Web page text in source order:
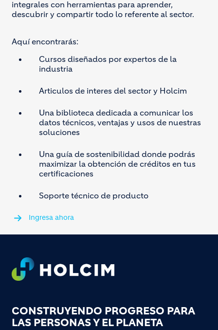
integrales con herramientas para aprender,
descubrir y compartir todo lo referente al sector.
Aquí encontrarás:
Cursos diseñados por expertos de la
industria
Articulos de interes del sector y Holcim
Una biblioteca dedicada a comunicar los
datos técnicos, ventajas y usos de nuestras
soluciones
Una guía de sostenibilidad donde podrás
maximizar la obtención de créditos en tus
certificaciones
Soporte técnico de producto
Ingresa ahora
Footer
CONSTRUYENDO PROGRESO PARA
LAS PERSONAS Y EL PLANETA